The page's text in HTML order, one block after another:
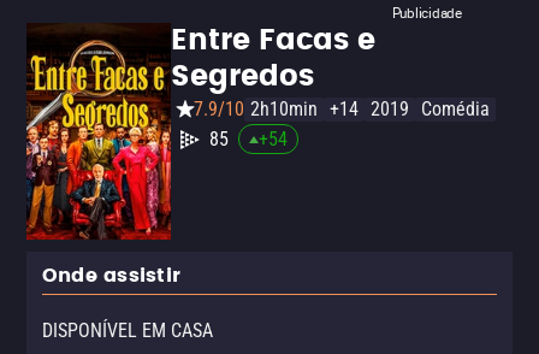
Publicidade
Entre Facas e
Segredos
7.9/10 2h10min +14 2019
Comédia
85
+54
Onde assistir
DISPONÍVEL EM CASA